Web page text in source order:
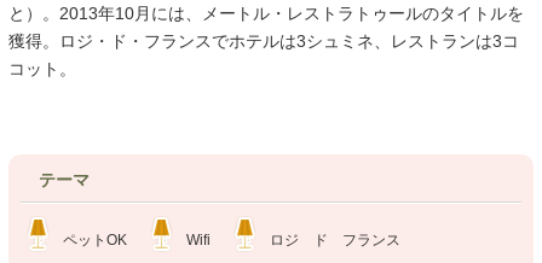
と）。2013年10月には、メートル・レストラトゥールのタイトルを
獲得。ロジ・ド・フランスでホテルは3シュミネ、レストランは3コ
コット。
テーマ
ペットOK Wifi ロジ ド フランス